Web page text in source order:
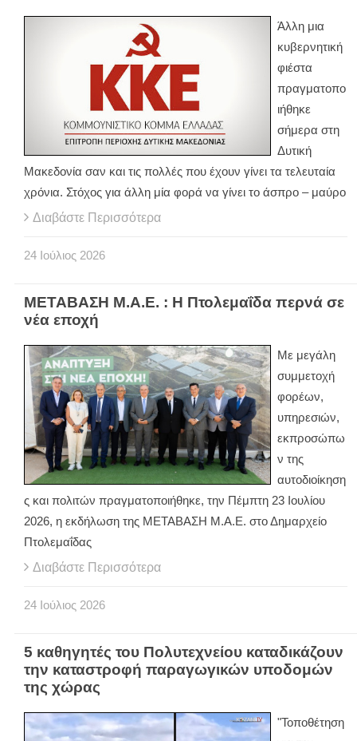
Άλλη μια
κυβερνητική
φιέστα
πραγματοπο
ιήθηκε
σήμερα στη
Δυτική
Μακεδονία σαν και τις πολλές που έχουν γίνει τα τελευταία
χρόνια. Στόχος για άλλη μία φορά να γίνει το άσπρο – μαύρο
Διαβάστε Περισσότερα
24 Ιούλιος 2026
ΜΕΤΑΒΑΣΗ Μ.Α.Ε. : Η Πτολεμαΐδα περνά σε
νέα εποχή
Με μεγάλη
συμμετοχή
φορέων,
υπηρεσιών,
εκπροσώπω
ν της
αυτοδιοίκηση
ς και πολιτών πραγματοποιήθηκε, την Πέμπτη 23 Ιουλίου
2026, η εκδήλωση της ΜΕΤΑΒΑΣΗ Μ.Α.Ε. στο Δημαρχείο
Πτολεμαΐδας
Διαβάστε Περισσότερα
24 Ιούλιος 2026
5 καθηγητές του Πολυτεχνείου καταδικάζουν
την καταστροφή παραγωγικών υποδομών
της χώρας
"Τοποθέτηση